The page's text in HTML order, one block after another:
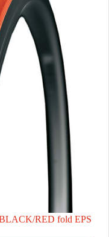
RED fold EPS